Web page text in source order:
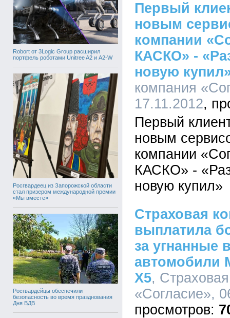
Robort от 3Logic Group расширил
портфель роботами Unitree A2 и A2-W
Росгвардеец из Запорожской области
стал призером международной премии
«Мы вместе»
Росгвардейцы обеспечили
безопасность во время празднования
Дня ВДВ
Первый
новым
компании
КАСКО» -
новую
компания
17.11.2012
Первый
новым
компании
КАСКО» -
новую купил»
Страховая
выплатила
за угнанные
автомобили
Х5,
«Согласие»,